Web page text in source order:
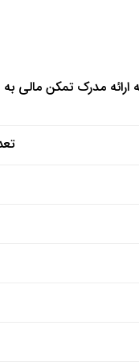
ارائه مدرک تمکن مالی